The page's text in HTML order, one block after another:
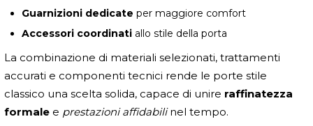
Guarnizioni dedicate per maggiore comfort
Accessori coordinati allo stile della porta
La combinazione di materiali selezionati, trattamenti
accurati e componenti tecnici rende le porte stile
classico una scelta solida, capace di unire raffinatezza
formale e prestazioni affidabilinel tempo.